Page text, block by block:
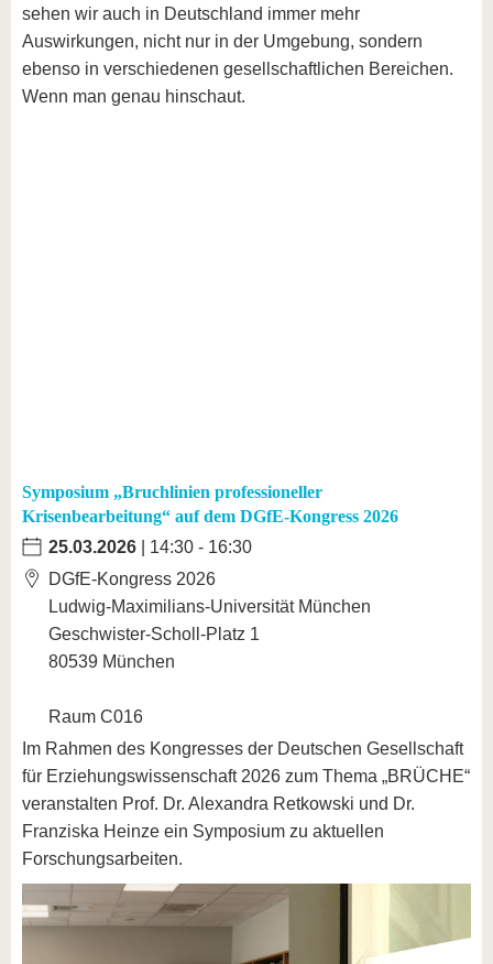
sehen wir auch in Deutschland immer mehr
Auswirkungen, nicht nur in der Umgebung, sondern
ebenso in verschiedenen gesellschaftlichen Bereichen.
Wenn man genau hinschaut.
Symposium „Bruchlinien professioneller
Krisenbearbeitung“ auf dem DGfE-Kongress 2026
25.03.2026 | 14:30 - 16:30
DGfE-Kongress 2026
Ludwig-Maximilians-Universität München
Geschwister-Scholl-Platz 1
80539 München
Raum C016
Im Rahmen des Kongresses der Deutschen Gesellschaft
für Erziehungswissenschaft 2026 zum Thema „BRÜCHE“
veranstalten Prof. Dr. Alexandra Retkowski und Dr.
Franziska Heinze ein Symposium zu aktuellen
Forschungsarbeiten.